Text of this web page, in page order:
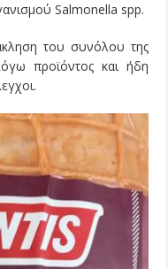
Salmonella spp.
του συνόλου της
προϊόντος και ήδη